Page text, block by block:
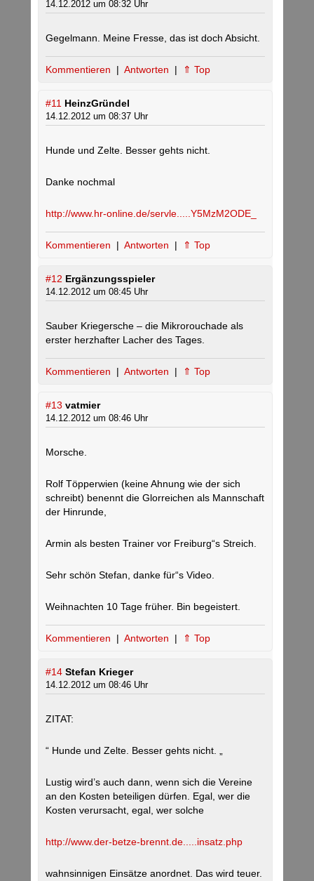
14.12.2012 um 08:32 Uhr
Gegelmann. Meine Fresse, das ist doch Absicht.
Kommentieren | Antworten | ⇑ Top
#11 HeinzGründel
14.12.2012 um 08:37 Uhr
Hunde und Zelte. Besser gehts nicht.
Danke nochmal
http://www.hr-online.de/servle.....Y5MzM2ODE_
Kommentieren | Antworten | ⇑ Top
#12 Ergänzungsspieler
14.12.2012 um 08:45 Uhr
Sauber Kriegersche – die Mikrorouchade als
erster herzhafter Lacher des Tages.
Kommentieren | Antworten | ⇑ Top
#13 vatmier
14.12.2012 um 08:46 Uhr
Morsche.
Rolf Töpperwien (keine Ahnung wie der sich
schreibt) benennt die Glorreichen als Mannschaft
der Hinrunde,
Armin als besten Trainer vor Freiburg“s Streich.
Sehr schön Stefan, danke für“s Video.
Weihnachten 10 Tage früher. Bin begeistert.
Kommentieren | Antworten | ⇑ Top
#14 Stefan Krieger
14.12.2012 um 08:46 Uhr
ZITAT:
“ Hunde und Zelte. Besser gehts nicht. „
Lustig wird’s auch dann, wenn sich die Vereine
an den Kosten beteiligen dürfen. Egal, wer die
Kosten verursacht, egal, wer solche
http://www.der-betze-brennt.de.....insatz.php
wahnsinnigen Einsätze anordnet. Das wird teuer.